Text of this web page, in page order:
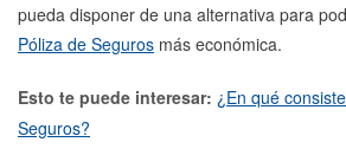
pueda disponer de una alternativa para
Póliza de Seguros más económica.
Esto te puede interesar: ¿En qué
Seguros?